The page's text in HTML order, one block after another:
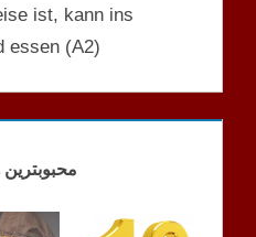
ist, kann ins
essen (A2)
محبوبترین